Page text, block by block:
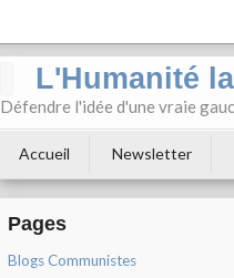
L'Humanité
Défendre l'idée d'une vraie
Accueil Newsletter
Pages
Blogs Communistes